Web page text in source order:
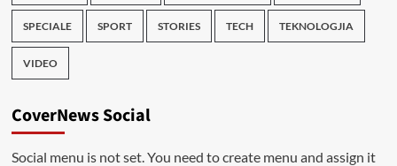
SPECIALE SPORT STORIES TECH TEKNOLOGJIA
VIDEO
CoverNews Social
Social menu is not set. You need to create menu and assign it